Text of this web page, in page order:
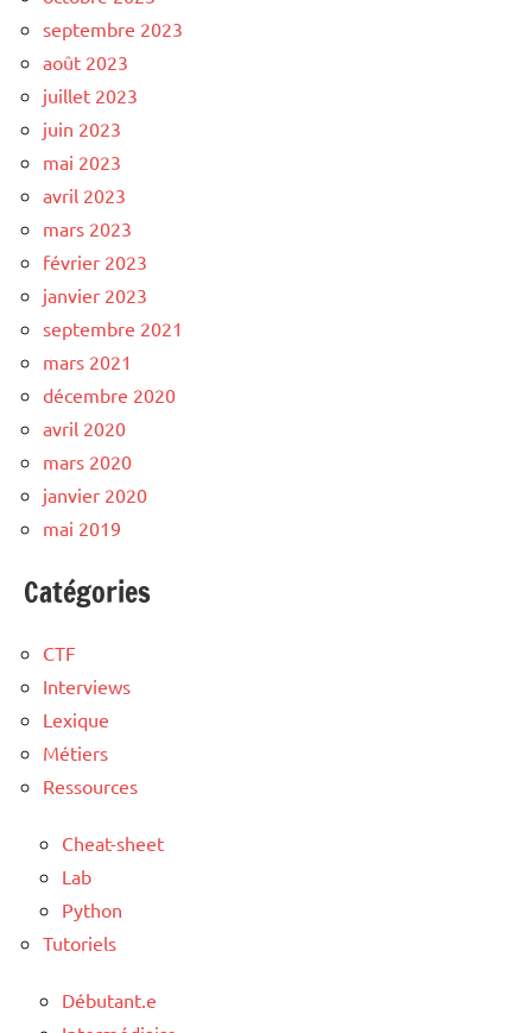
septembre 2023
août 2023
juillet 2023
juin 2023
mai 2023
avril 2023
mars 2023
février 2023
janvier 2023
septembre 2021
mars 2021
décembre 2020
avril 2020
mars 2020
janvier 2020
mai 2019
Catégories
CTF
Interviews
Lexique
Métiers
Ressources
Cheat-sheet
Lab
Python
Tutoriels
Débutant.e